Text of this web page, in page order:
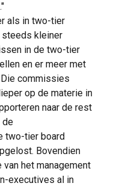
als in two-tier
kleiner
in de two-tier
en er meer met
commissies
op de materie in
naar de rest
de
two-tier board
Bovendien
het management
executives al in